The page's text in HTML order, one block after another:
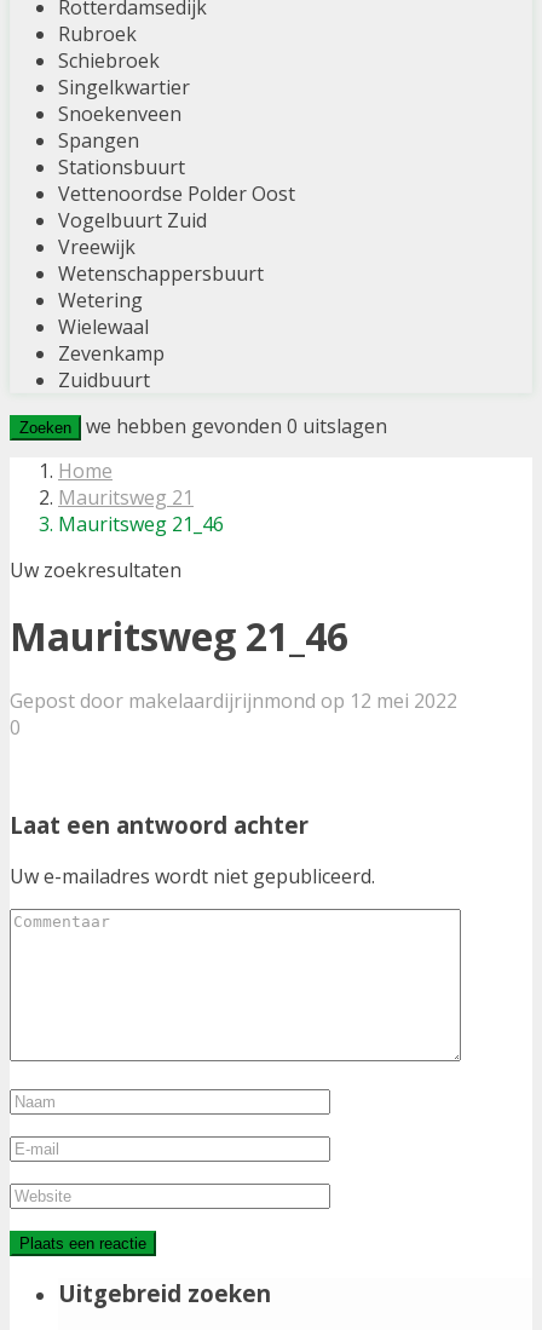
Rotterdamsedijk
Rubroek
Schiebroek
Singelkwartier
Snoekenveen
Spangen
Stationsbuurt
Vettenoordse Polder Oost
Vogelbuurt Zuid
Vreewijk
Wetenschappersbuurt
Wetering
Wielewaal
Zevenkamp
Zuidbuurt
Zoeken we hebben gevonden 0 uitslagen
Home
Mauritsweg 21
Mauritsweg 21_46
Uw zoekresultaten
Mauritsweg 21_46
Gepost door makelaardijrijnmond op 12 mei 2022
0
Laat een antwoord achter
Uw e-mailadres wordt niet gepubliceerd.
Uitgebreid zoeken